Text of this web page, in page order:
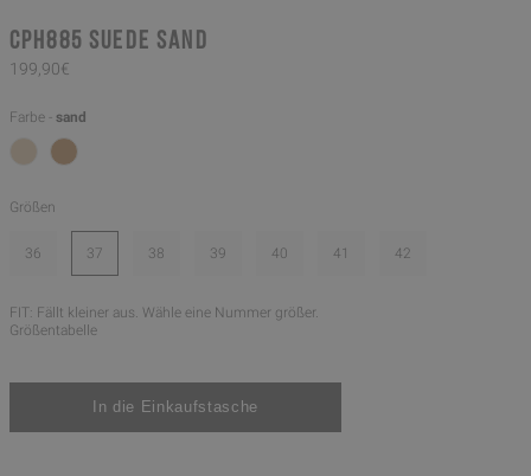
CPH885 suede sand
199,90€
Farbe - sand
Größen
36 37 38 39 40 41 42
FIT: Fällt kleiner aus. Wähle eine Nummer größer.
Größentabelle